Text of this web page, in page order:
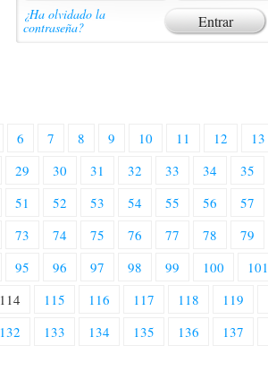
¿Ha olvidado la
contraseña?
6 7 8 9 10 11 12 13
29 30 31 32 33 34 35
51 52 53 54 55 56 57
73 74 75 76 77 78 79
95 96 97 98 99 100 101
114 115 116 117 118 119
132 133 134 135 136 137